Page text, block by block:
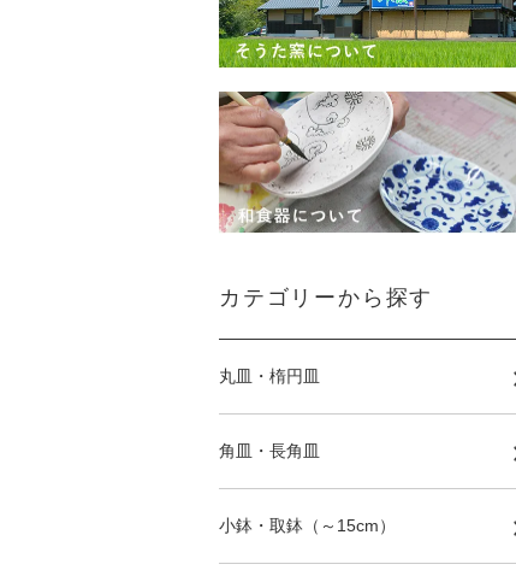
カテゴリーから探す
丸皿・楕円皿
角皿・長角皿
小鉢・取鉢（～15cm）